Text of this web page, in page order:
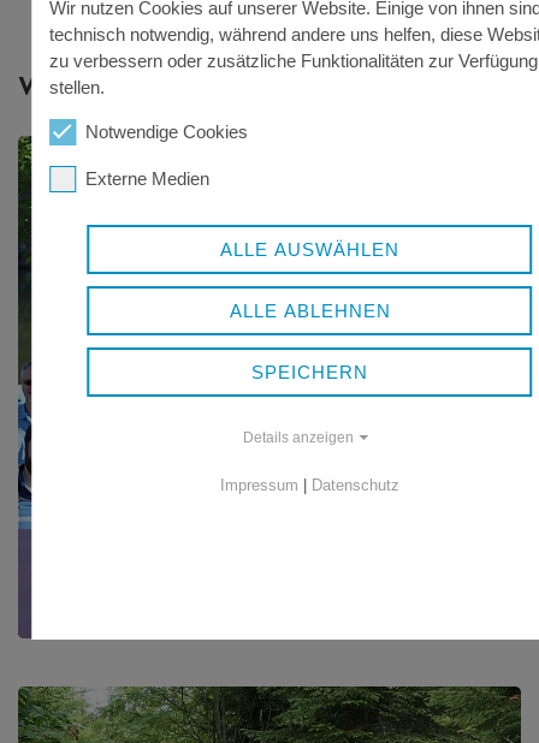
Weitere Themen
Wir nutzen Cookies auf unserer Website. Einige von ihnen
technisch notwendig, während andere uns helfen, diese
zu verbessern oder zusätzliche Funktionalitäten zur
stellen.
Notwendige Cookies
Externe Medien
ALLE AUSWÄHLEN
ALLE ABLEHNEN
SPEICHERN
Details anzeigen
Impressum Datenschutz